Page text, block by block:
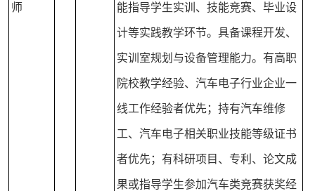
师 能指导学生实训、技能竞赛、毕业设
计等实践教学环节。具备课程开发、
实训室规划与设备管理能力。有高职
院校教学经验、汽车电子行业企业一
线工作经验者优先；持有汽车维修
工、汽车电子相关职业技能等级证书
者优先；有科研项目、专利、论文成
果或指导学生参加汽车类竞赛获奖经